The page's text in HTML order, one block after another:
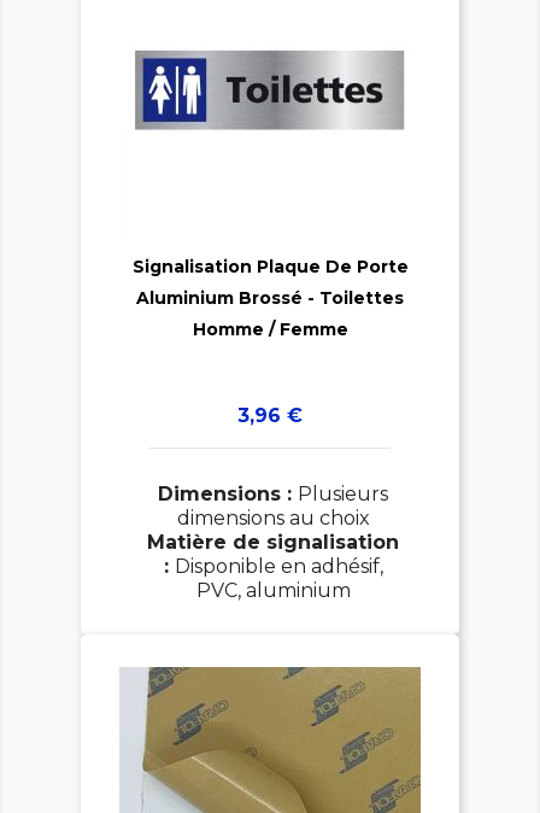

Signalisation Plaque De Porte
Aluminium Brossé - Toilettes
Homme / Femme
Prix
3,96 €
Dimensions : Plusieurs
dimensions au choix
Matière de signalisation
: Disponible en adhésif,
PVC, aluminium